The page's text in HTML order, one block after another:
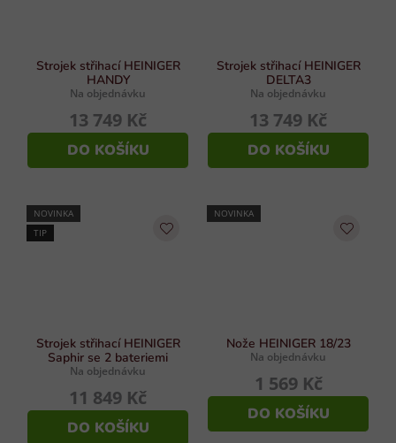
Strojek střihací HEINIGER
HANDY
Na objednávku
13 749 Kč
DO KOŠÍKU
Strojek střihací HEINIGER
DELTA3
Na objednávku
13 749 Kč
DO KOŠÍKU
NOVINKA
TIP
Strojek střihací HEINIGER
Saphir se 2 bateriemi
Na objednávku
11 849 Kč
DO KOŠÍKU
NOVINKA
Nože HEINIGER 18/23
Na objednávku
1 569 Kč
DO KOŠÍKU